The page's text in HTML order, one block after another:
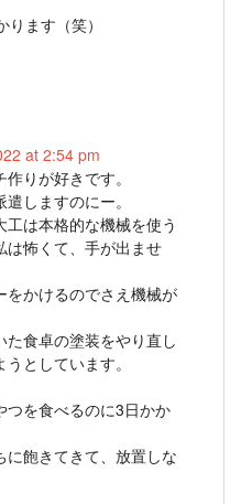
ます（笑）
at 2:54 pm
りが好きです。
しますのにー。
工は本格的な機械を使う
は怖くて、手が出ませ
をかけるのでさえ機械が
た食卓の塗装をやり直し
としています。
つを食べるのに3日かか
に飽きてきて、放置しな